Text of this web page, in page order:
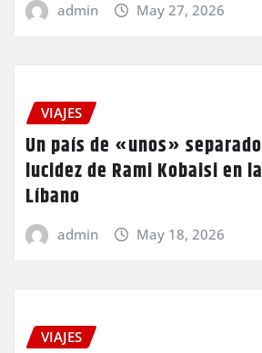
admin May 27, 2026
VIAJES
Un país de «unos»
lucidez de Rami Kobaisi en
Líbano
admin May 18, 2026
VIAJES